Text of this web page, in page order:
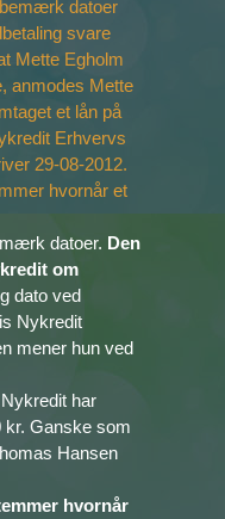
datoer. Den
om
dato ved
Nykredit
mener hun ved
har
kr. Ganske som
Hansen
hvornår